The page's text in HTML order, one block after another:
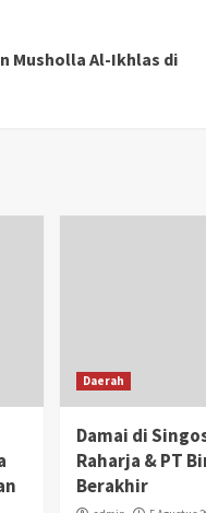
Musholla Al-Ikhlas di
Daerah
Damai di
Raharja & PT
Berakhir